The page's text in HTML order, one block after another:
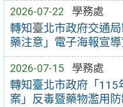
2026-07-22 學務處
轉知臺北市政府交通
藥注意」電子海報宣
2026-07-15 學務處
轉知臺北市政府「
案」反毒暨藥物濫用